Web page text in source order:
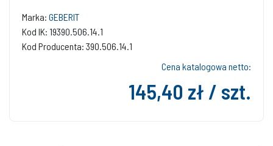
Marka: GEBERIT
Kod IK: 19390.506.14.1
Kod Producenta: 390.506.14.1
Cena katalogowa netto:
145,40 zł / szt.